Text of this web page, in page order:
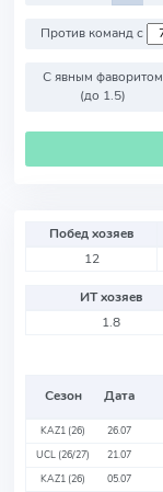
Против команд с
С явным фаворитом
(до 1.5)
Побед хозяев
12
ИТ хозяев
1.8
Сезон Дата
KAZ1 (26) 26.07
UCL (26/27) 21.07
KAZ1 (26) 05.07